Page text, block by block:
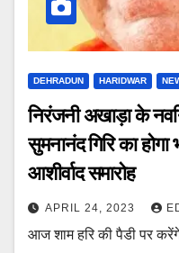
DEHRADUN HARIDWAR
निरंजनी अखाड़ा के
सुमनानंद गिरि का
आशीर्वाद समारोह
APRIL 24, 2023
आज शाम हरि की पैडी पर